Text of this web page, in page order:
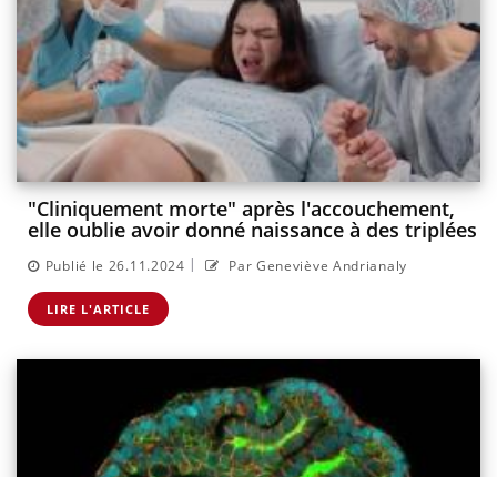
"Cliniquement morte" après l'accouchement,
elle oublie avoir donné naissance à des triplées
Publié le 26.11.2024 | Par Geneviève Andrianaly
LIRE L'ARTICLE